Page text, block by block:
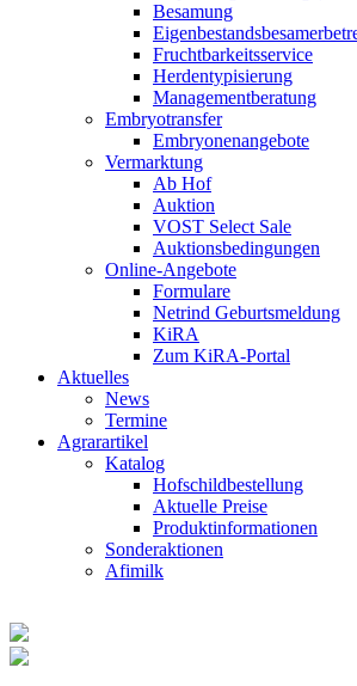
Besamung
Fruchtbarkeitsservice
Herdentypisierung
Managementberatung
Embryotransfer
Embryonenangebote
Vermarktung
Ab Hof
Auktion
VOST Select Sale
Auktionsbedingungen
Online-Angebote
Formulare
Netrind Geburtsmeldung
KiRA
Zum KiRA-Portal
Aktuelles
News
Termine
Agrarartikel
Katalog
Hofschildbestellung
Aktuelle Preise
Produktinformationen
Sonderaktionen
Afimilk